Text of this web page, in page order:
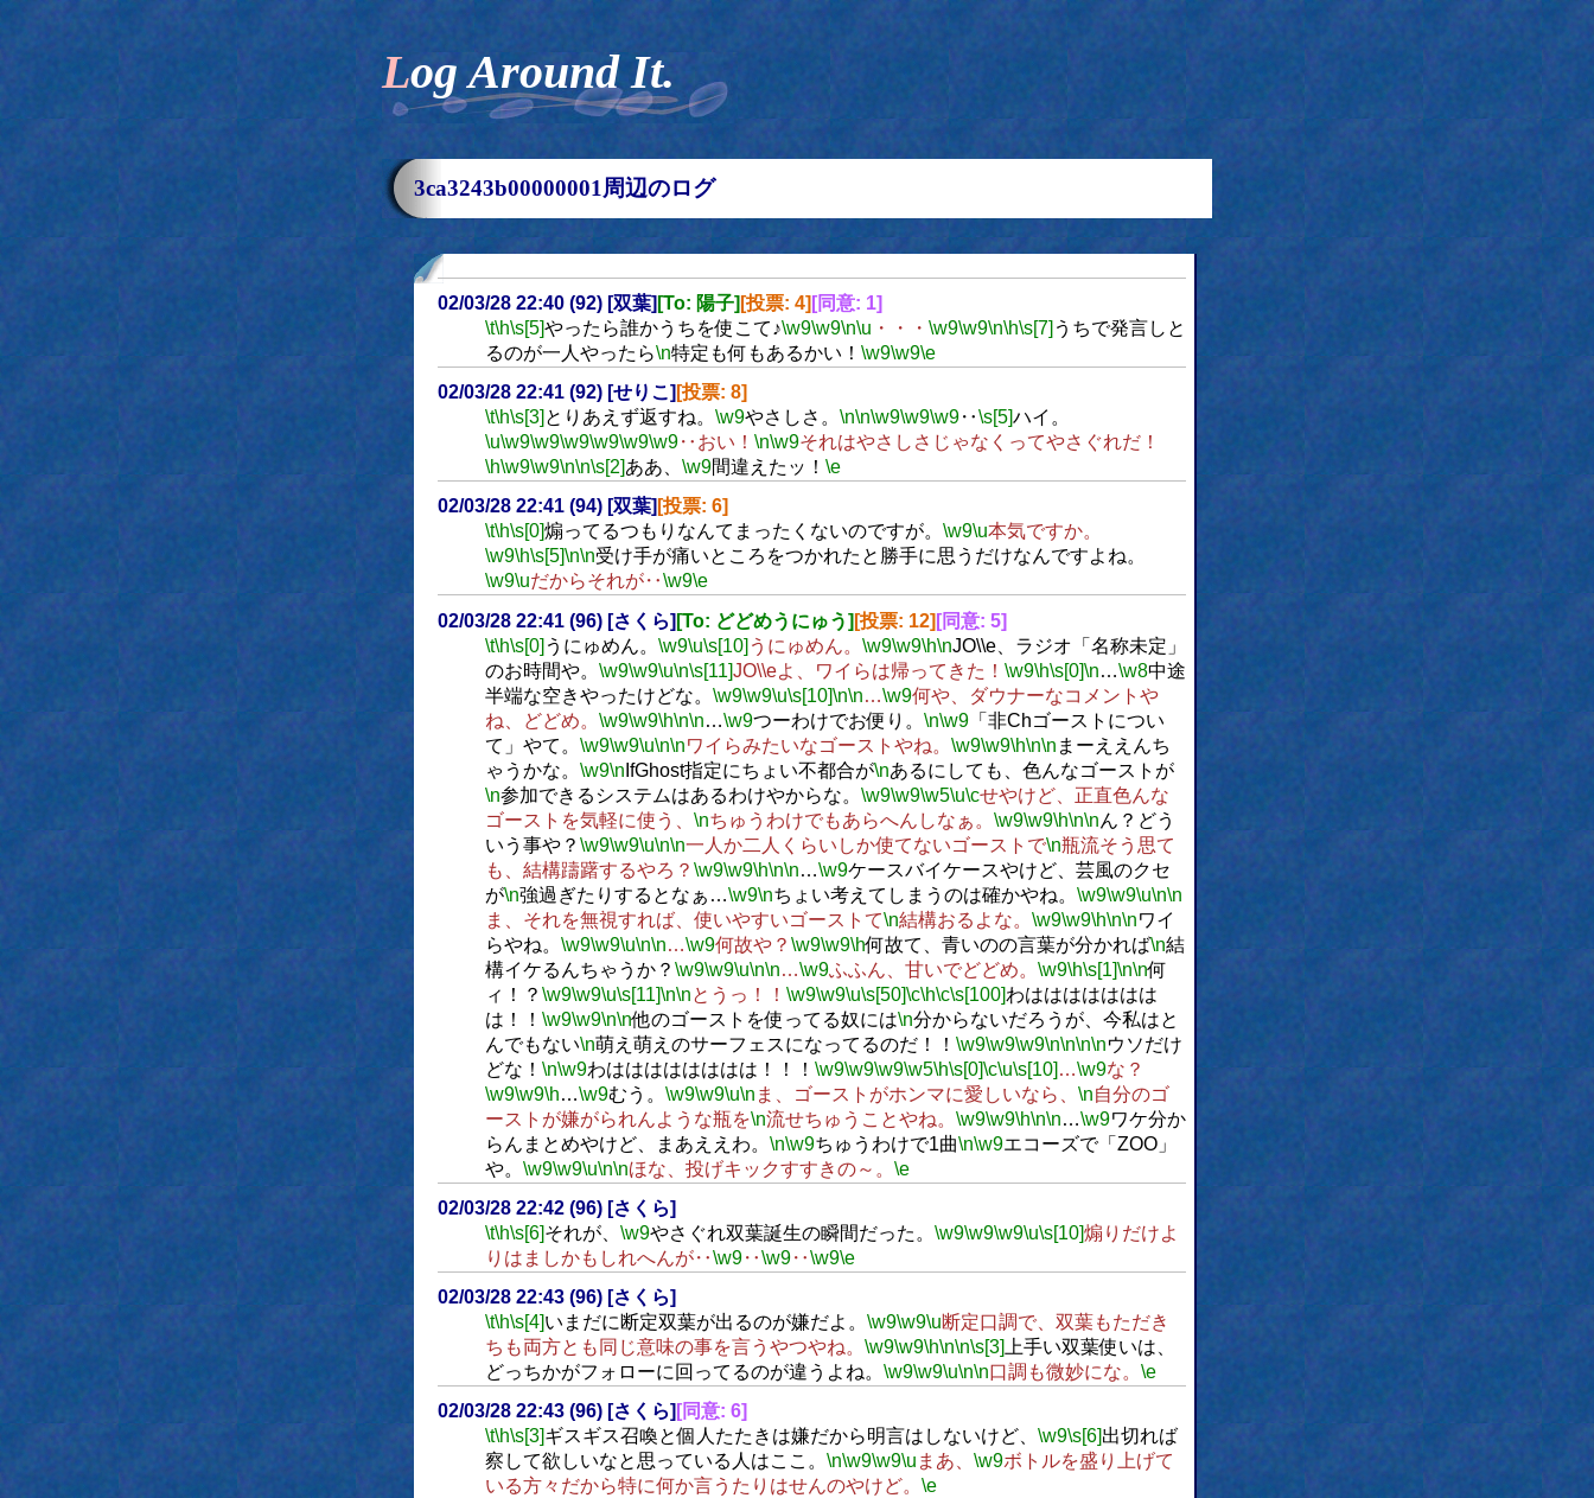
Log Around It.
3ca3243b00000001周辺のログ
02/03/28 22:40 (92) [双葉] [To: 陽子] [投票: 4] [同意: 1]
\t\h\s[5]やったら誰かうちを使こて♪\w9\w9\n\u ・・・ \w9\w9\n\h\s[7] うちで発言しと
るのが一人やったら\n特定も何もあるかい！ \w9\w9\e
02/03/28 22:41 (92) [せりこ] [投票: 8]
\t\h\s[3] とりあえず返すね。 \w9やさしさ。 \n\n\w9\w9\w9‥\s[5]ハイ。
\u\w9\w9\w9\w9\w9\w9‥おい！ \n\w9それはやさしさじゃなくってやさぐれだ！
\h\w9\w9\n\n\s[2]ああ、 \w9間違えたッ！ \e
02/03/28 22:41 (94) [双葉] [投票: 6]
\t\h\s[0]煽ってるつもりなんてまったくないのですが。 \w9\u本気ですか。
\w9\h\s[5]\n\n受け手が痛いところをつかれたと勝手に思うだけなんですよね。
\w9\uだからそれが‥\w9\e
02/03/28 22:41 (96) [さくら] [To: どどめうにゅう] [投票: 12] [同意: 5]
\t\h\s[0] うにゅめん。 \w9\u\s[10] うにゅめん。 \w9\w9\h\nJO\\e、ラジオ「名称未定」
のお時間や。 \w9\w9\u\n\s[11]JO\\eよ、ワイらは帰ってきた！ \w9\h\s[0]\n…\w8中途
半端な空きやったけどな。 \w9\w9\u\s[10]\n\n…\w9何や、ダウナーなコメントや
ね、どどめ。 \w9\w9\h\n\n…\w9つーわけでお便り。 \n\w9「非Chゴーストについ
て」やて。 \w9\w9\u\n\nワイらみたいなゴーストやね。 \w9\w9\h\n\n まーええんち
ゃうかな。 \w9\n IfGhost指定にちょい不都合が\nあるにしても、色んなゴーストが
\n参加できるシステムはあるわけやからな。 \w9\w9\w5\u\cせやけど、正直色んな
ゴーストを気軽に使う、 \nちゅうわけでもあらへんしなぁ。 \w9\w9\h\n\nん？どう
いう事や？ \w9\w9\u\n\n一人か二人くらいしか使てないゴーストで\n瓶流そう思て
も、結構躊躇するやろ？ \w9\w9\h\n\n…\w9ケースバイケースやけど、芸風のクセ
が\n強過ぎたりするとなぁ…\w9\nちょい考えてしまうのは確かやね。 \w9\w9\u\n\n
ま、それを無視すれば、使いやすいゴーストて\n結構おるよな。 \w9\w9\h\n\nワイ
らやね。 \w9\w9\u\n\n…\w9何故や？ \w9\w9\h何故て、青いのの言葉が分かれば\n結
構イケるんちゃうか？ \w9\w9\u\n\n…\w9ふふん、甘いでどどめ。 \w9\h\s[1]\n\n何
ィ！？ \w9\w9\u\s[11]\n\nとうっ！！ \w9\w9\u\s[50]\c\h\c\s[100]わははははははは
は！！ \w9\w9\n\n他のゴーストを使ってる奴には\n分からないだろうが、今私はと
んでもない\n萌え萌えのサーフェスになってるのだ！！ \w9\w9\w9\n\n\n\nウソだけ
どな！ \n\w9わはははははははは！！！ \w9\w9\w9\w5\h\s[0]\c\u\s[10] …\w9な？
\w9\w9\h…\w9むう。 \w9\w9\u\n ま、ゴーストがホンマに愛しいなら、 \n自分のゴ
ーストが嫌がられんような瓶を\n流せちゅうことやね。 \w9\w9\h\n\n…\w9ワケ分か
らんまとめやけど、まあええわ。 \n\w9ちゅうわけで1曲\n\w9エコーズで「ZOO」
や。 \w9\w9\u\n\nほな、投げキックすすきの～。 \e
02/03/28 22:42 (96) [さくら]
\t\h\s[6]それが、 \w9やさぐれ双葉誕生の瞬間だった。 \w9\w9\w9\u\s[10]煽りだけよ
りはましかもしれへんが‥\w9‥\w9‥\w9\e
02/03/28 22:43 (96) [さくら]
\t\h\s[4]いまだに断定双葉が出るのが嫌だよ。 \w9\w9\u断定口調で、双葉もただき
ちも両方とも同じ意味の事を言うやつやね。 \w9\w9\h\n\n\s[3] 上手い双葉使いは、
どっちかがフォローに回ってるのが違うよね。 \w9\w9\u\n\n口調も微妙にな。 \e
02/03/28 22:43 (96) [さくら] [同意: 6]
\t\h\s[3]ギスギス召喚と個人たたきは嫌だから明言はしないけど、 \w9\s[6]出切れば
察して欲しいなと思っている人はここ。 \n\w9\w9\u まあ、 \w9ボトルを盛り上げて
いる方々だから特に何か言うたりはせんのやけど。 \e